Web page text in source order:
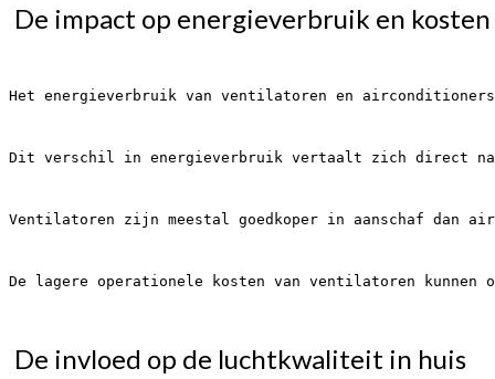
De impact op energieverbruik en kosten
Het energieverbruik van ventilatoren en
Dit verschil in energieverbruik vertaalt zich direct
Ventilatoren zijn meestal goedkoper in aanschaf dan
De lagere operationele kosten van ventilatoren
De invloed op de luchtkwaliteit in huis